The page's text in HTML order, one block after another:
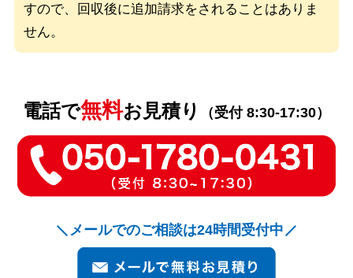
すので、回収後に追加請求をされることはありま
せん。
電話で無料お見積り （受付 8:30-17:30）
メールでのご相談は24時間受付中